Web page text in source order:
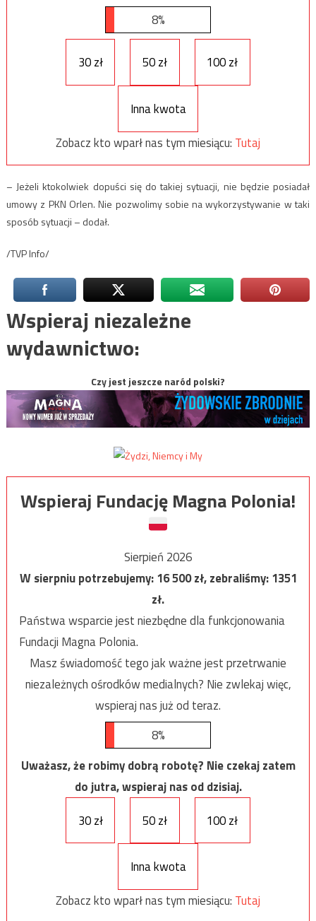
8%
30 zł 50 zł 100 zł
Inna kwota
Zobacz kto wparł nas tym miesiącu: Tutaj
– Jeżeli ktokolwiek dopuści się do takiej sytuacji, nie będzie posiadał
umowy z PKN Orlen. Nie pozwolimy sobie na wykorzystywanie w taki
sposób sytuacji – dodał.
/TVP Info/
Wspieraj niezależne
wydawnictwo:
Czy jest jeszcze naród polski?
Wspieraj Fundację Magna Polonia!
Sierpień 2026
W sierpniu potrzebujemy:16 500zł, zebraliśmy:1351
zł.
Państwa wsparcie jest niezbędne dla funkcjonowania
Fundacji Magna Polonia.
Masz świadomość tego jak ważne jest przetrwanie
niezależnych ośrodków medialnych? Nie zwlekaj więc,
wspieraj nas już od teraz.
8%
Uważasz, że robimy dobrą robotę? Nie czekaj zatem
do jutra, wspieraj nas od dzisiaj.
30 zł
50 zł 100 zł
Inna kwota
Zobacz kto wparł nas tym miesiącu: Tutaj